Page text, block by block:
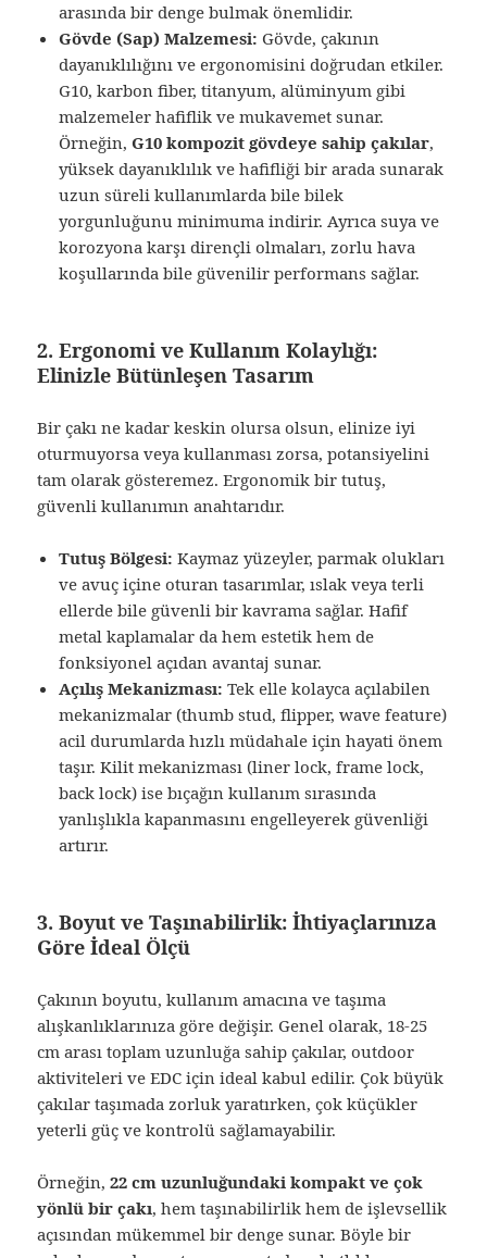
arasında bir denge bulmak önemlidir.
Gövde (Sap) Malzemesi: Gövde, çakının
dayanıklılığını ve ergonomisini doğrudan etkiler.
G10, karbon fiber, titanyum, alüminyum gibi
malzemeler hafiflik ve mukavemet sunar.
Örneğin,G10 kompozit gövdeye sahip çakılar,
yüksek dayanıklılık ve hafifliği bir arada sunarak
uzun süreli kullanımlarda bile bilek
yorgunluğunu minimuma indirir. Ayrıca suya ve
korozyona karşı dirençli olmaları, zorlu hava
koşullarında bile güvenilir performans sağlar.
2. Ergonomi ve Kullanım Kolaylığı:
Elinizle Bütünleşen Tasarım
Bir çakı ne kadar keskin olursa olsun, elinize iyi
oturmuyorsa veya kullanması zorsa, potansiyelini
tam olarak gösteremez. Ergonomik bir tutuş,
güvenli kullanımın anahtarıdır.
Tutuş Bölgesi: Kaymaz yüzeyler, parmak olukları
ve avuç içine oturan tasarımlar, ıslak veya terli
ellerde bile güvenli bir kavrama sağlar. Hafif
metal kaplamalar da hem estetik hem de
fonksiyonel açıdan avantaj sunar.
Açılış Mekanizması: Tek elle kolayca açılabilen
mekanizmalar (thumb stud, flipper, wave feature)
acil durumlarda hızlı müdahale için hayati önem
taşır. Kilit mekanizması (liner lock, frame lock,
back lock) ise bıçağın kullanım sırasında
yanlışlıkla kapanmasını engelleyerek güvenliği
artırır.
3. Boyut ve Taşınabilirlik: İhtiyaçlarınıza
Göre İdeal Ölçü
Çakının boyutu, kullanım amacına ve taşıma
alışkanlıklarınıza göre değişir. Genel olarak, 18-25
cm arası toplam uzunluğa sahip çakılar, outdoor
aktiviteleri ve EDC için ideal kabul edilir. Çok büyük
çakılar taşımada zorluk yaratırken, çok küçükler
yeterli güç ve kontrolü sağlamayabilir.
Örneğin,22 cm uzunluğundaki kompakt ve çok
yönlü bir çakı, hem taşınabilirlik hem de işlevsellik
açısından mükemmel bir denge sunar. Böyle bir